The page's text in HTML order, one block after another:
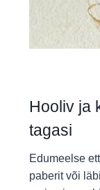
Hooliv ja
tagasi
Edumeelse
paberit või